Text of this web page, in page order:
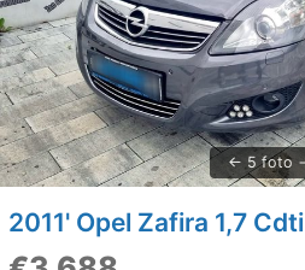
5 foto
2011' Opel Zafira 1,7 Cdti